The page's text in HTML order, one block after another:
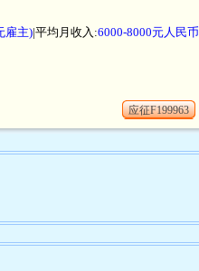
雇主)|平均月收入:6000-8000元人民币
应征F199963